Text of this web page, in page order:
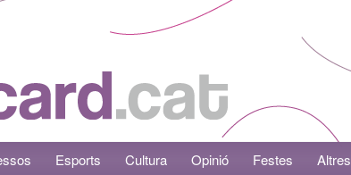
Esports Cultura Opinió Festes Altres